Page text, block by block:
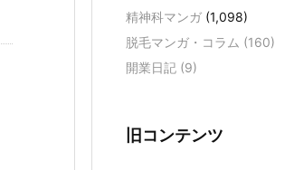
精神科マンガ (1,098)
脱毛マンガ・コラム (160)
開業日記 (9)
旧コンテンツ